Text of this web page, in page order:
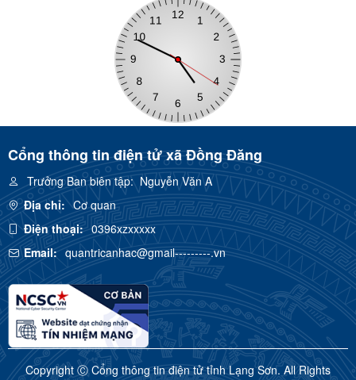
Cổng thông tin điện tử xã Đồng Đăng
Trưởng Ban biên tập:Nguyễn Văn A
Địa chỉ: Cơ quan
Điện thoại: 0396xzxxxxx
Email: quantricanhac@gmail---------.vn
Copyright Ⓒ Cổng thông tin điện tử tỉnh Lạng Sơn. All Rights